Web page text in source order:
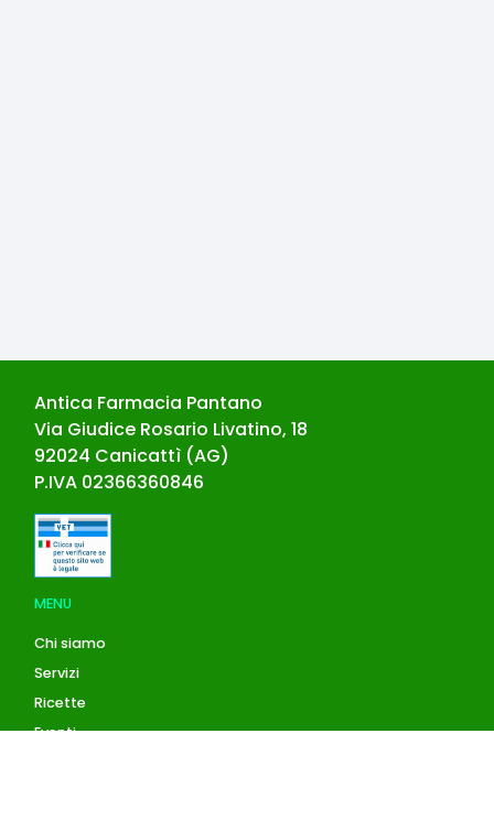
Antica Farmacia Pantano
Via Giudice Rosario Livatino, 18
92024 Canicattì (AG)
P.IVA 02366360846
MENU
Chi siamo
Servizi
Ricette
Eventi